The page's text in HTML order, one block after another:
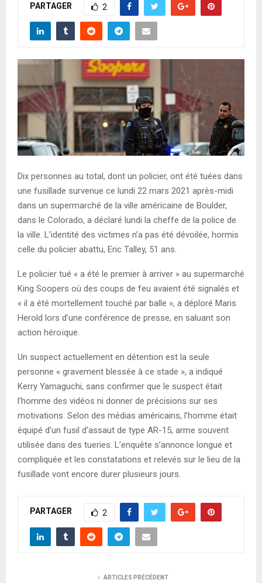
PARTAGER 2
Dix personnes au total, dont un policier, ont été tuées dans
une fusillade survenue ce lundi 22 mars 2021 après-midi
dans un supermarché de la ville américaine de Boulder,
dans le Colorado, a déclaré lundi la cheffe de la police de
la ville. L’identité des victimes n’a pas été dévoilée, hormis
celle du policier abattu, Eric Talley, 51 ans.
Le policier tué « a été le premier à arriver » au supermarché
King Soopers où des coups de feu avaient été signalés et
« il a été mortellement touché par balle », a déploré Maris
Herold lors d’une conférence de presse, en saluant son
action héroïque.
Un suspect actuellement en détention est la seule
personne « gravement blessée à ce stade », a indiqué
Kerry Yamaguchi, sans confirmer que le suspect était
l’homme des vidéos ni donner de précisions sur ses
motivations. Selon des médias américains, l’homme était
équipé d’un fusil d’assaut de type AR-15, arme souvent
utilisée dans des tueries. L’enquête s’annonce longue et
compliquée et les constatations et relevés sur le lieu de la
fusillade vont encore durer plusieurs jours.
PARTAGER 2
ARTICLES PRÉCÉDENT